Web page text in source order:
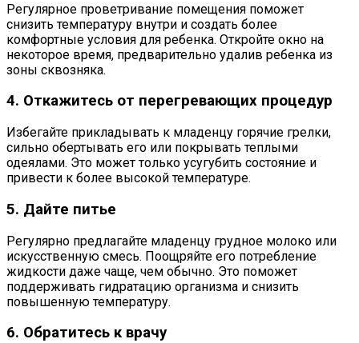
Регулярное проветривание помещения поможет
снизить температуру внутри и создать более
комфортные условия для ребенка. Откройте окно на
некоторое время, предварительно удалив ребенка из
зоны сквозняка.
4. Откажитесь от перегревающих процедур
Избегайте прикладывать к младенцу горячие грелки,
сильно обертывать его или покрывать теплыми
одеялами. Это может только усугубить состояние и
привести к более высокой температуре.
5. Дайте питье
Регулярно предлагайте младенцу грудное молоко или
искусственную смесь. Поощряйте его потребление
жидкости даже чаще, чем обычно. Это поможет
поддерживать гидратацию организма и снизить
повышенную температуру.
6. Обратитесь к врачу